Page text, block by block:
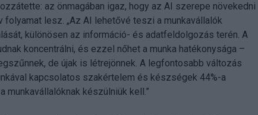
az önmagában igaz, hogy az AI szerepe növekedni
lesz. „Az AI lehetővé teszi a munkavállalók
különösen az információ- és adatfeldolgozás terén. A
koncentrálni, és ezzel nőhet a munka hatékonysága –
de újak is létrejönnek. A legfontosabb változás
kapcsolatos szakértelem és készségek 44%-a
munkavállalóknak készülniük kell.”